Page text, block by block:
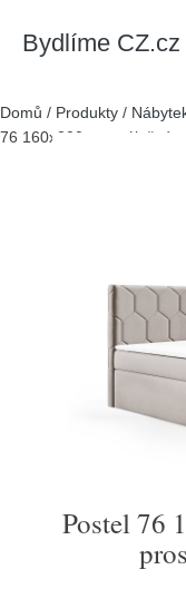
Bydlíme CZ.cz
Domů / Produkty /
76 160x200 cm s
Postel 76